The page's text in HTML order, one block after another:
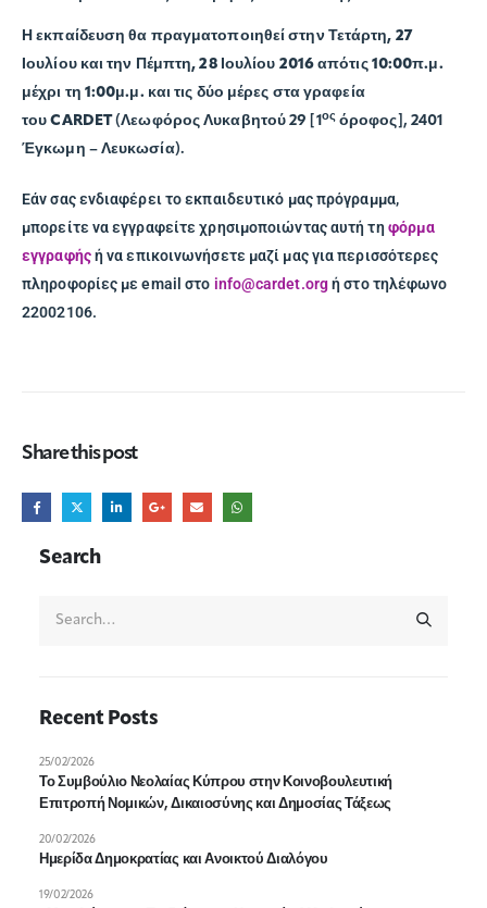
Η εκπαίδευση θα πραγματοποιηθεί στην Τετάρτη, 27
Ιουλίουκαι την Πέμπτη, 28 Ιουλίου 2016 απότις 10:00π.μ.
μέχρι τη 1:00μ.μ. και τις δύο μέρες στα γραφεία
τουCARDET(Λεωφόρος Λυκαβητού 29 [1οςόροφος], 2401
Έγκωμη – Λευκωσία).
Εάν σας ενδιαφέρει το εκπαιδευτικό μας πρόγραμμα,
μπορείτε να εγγραφείτε χρησιμοποιώντας αυτή τη φόρμα
εγγραφήςή να επικοινωνήσετε μαζί μας για περισσότερες
πληροφορίες με email στο info@cardet.orgή στο τηλέφωνο
22002106.
Share this post
Search
Recent Posts
Το Συμβούλιο Νεολαίας Κύπρου στην Κοινοβουλευτική
Επιτροπή Νομικών, Δικαιοσύνης και Δημοσίας Τάξεως
25/02/2026
Ημερίδα Δημοκρατίας και Ανοικτού Διαλόγου
20/02/2026
19/02/2026